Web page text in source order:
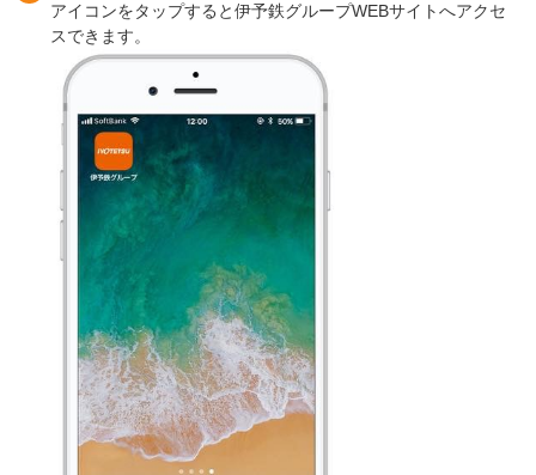
アイコンをタップすると伊予鉄グループWEBサイトへアクセ
スできます。